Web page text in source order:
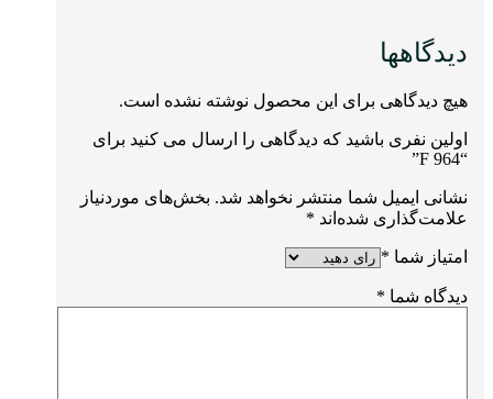
دیدگاهها
هیچ دیدگاهی برای این محصول نوشته نشده است.
اولین نفری باشید که دیدگاهی را ارسال می کنید برای
“F 964”
نشانی ایمیل شما منتشر نخواهد شد. بخش‌های موردنیاز
علامت‌گذاری شده‌اند *
امتیاز شما *
دیدگاه شما *